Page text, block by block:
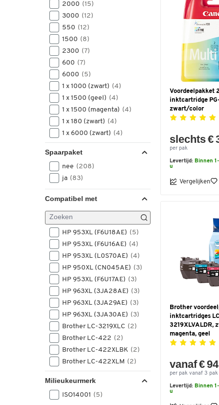
2000 (15)
3000 (12)
550 (12)
1500 (8)
2300 (7)
600 (7)
6000 (5)
1 x 1000 (zwart) (4)
1 x 1500 (geel) (4)
1 x 1500 (magenta) (4)
1 x 180 (zwart) (4)
1 x 6000 (zwart) (4)
1 x 825 (cyaan)(4)
1 x 825 (geel)
1 x 825 (magenta)
1600(4)
1 x 1500 (cyaan)
1 x 2400 (zwart) (3)
1 x 300 (zwart)(3)
1 x 3000 (zwart)(3)
1 x 500 (zwart) (3)
1 x 5000 (cyaan)(3)
1 x 5000 (geel)(3)
1 x 5000 (magenta)(3)
1100
14000
(3)
165 (3)
200(3)
1 x 1000 (zwart), 3 x 825
(cyaan, magenta, geel)
Spaarpaket
nee (208)
ja (83)
Compatibel met
HP 953XL (F6U18AE) (5)
HP 953XL (F6U16AE) (4)
HP 953XL (L0S70AE) (4)
HP 950XL (CN045AE) (3)
HP 953XL (F6U17AE) (3)
HP 963XL (3JA28AE) (3)
HP 963XL (3JA29AE) (3)
HP 963XL (3JA30AE) (3)
Brother LC-3219XLC (2)
Brother LC-422 (2)
Brother LC-422XLBK (2)
Brother LC-422XLM (2)
Canon GI-56C (4430C001)
(2)
Canon GI-56M (4431C001)
Milieukeurmerk
ISO14001 (5)
Voordeelpakket
inktcartridge
zwart/color
slechts €
per pak
Levertijd: Binnen
u
Vergelijken
Brother
inktcartridges
3219XLVALDR,
magenta, geel
vanaf €
per pak vanaf 3 pak
Levertijd: Binnen
u